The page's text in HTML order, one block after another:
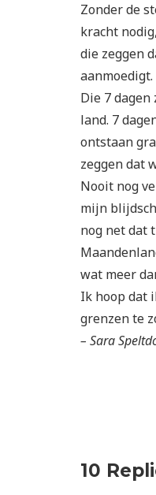
Zonder de
kracht
die zeggen
aanmoedigt.
Die 7
land. 7
ontstaan
zeggen dat
Nooit nog
mijn
nog net dat
wat meer
Ik hoop dat
grenzen te
– Sara
10